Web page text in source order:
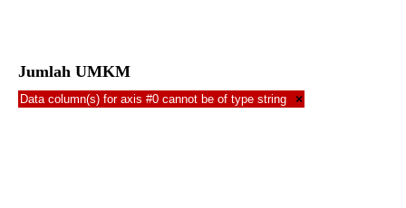
Jumlah UMKM
Data column(s) for axis #0 cannot be of type string ×